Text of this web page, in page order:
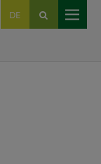
DE
IT
EN